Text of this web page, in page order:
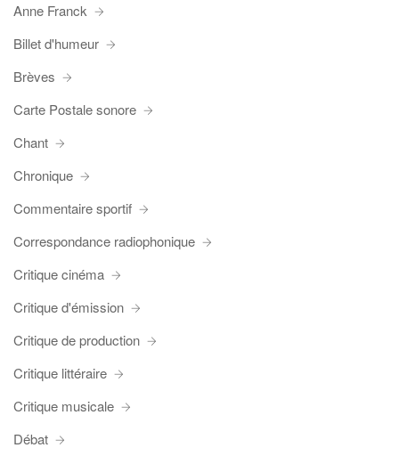
Anne Franck
Billet d'humeur
Brèves
Carte Postale sonore
Chant
Chronique
Commentaire sportif
Correspondance radiophonique
Critique cinéma
Critique d'émission
Critique de production
Critique littéraire
Critique musicale
Débat